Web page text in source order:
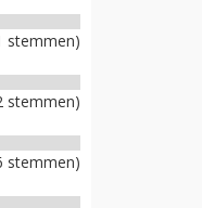
stemmen)
stemmen)
stemmen)